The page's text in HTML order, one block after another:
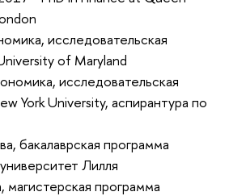
исследовательская
of Maryland
исследовательская
York University, аспирантура по
бакалаврская программа
Лилля
магистерская программа